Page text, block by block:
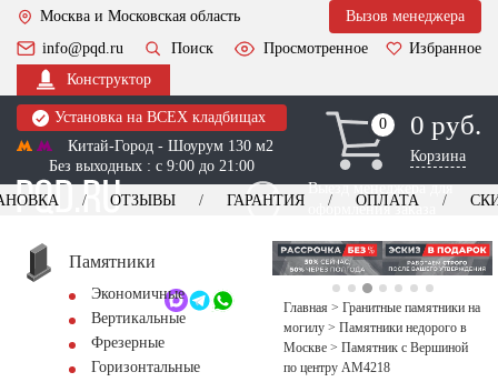
Москва и Московская область
Вызов менеджера
info@pqd.ru
Поиск Просмотренное
Избранное
Конструктор
Установка на ВСЕХ кладбищах
Китай-Город - Шоурум 130 м2
Без выходных : с 9:00 до 21:00
0
0 0 руб.
Корзина
Выезд менеджера для
оформления заказа
+7 (495) 518-44-23
Обратный звонок
ОТЗЫВЫ ГАРАНТИЯ ОПЛАТА
Памятники
Экономичные
Вертикальные
Фрезерные
Горизонтальные
Главная > Гранитные памятники на
могилу > Памятники недорого в
Москве > Памятник с Вершиной
по центру AM4218